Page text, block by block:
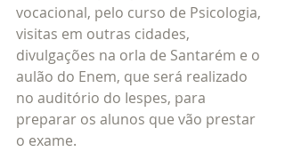
vocacional, pelo curso de Psicologia,
visitas em outras cidades,
divulgações na orla de Santarém e o
aulão do Enem, que será realizado
no auditório do Iespes, para
preparar os alunos que vão prestar
o exame.